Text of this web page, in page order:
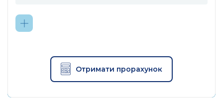
Отримати прорахунок